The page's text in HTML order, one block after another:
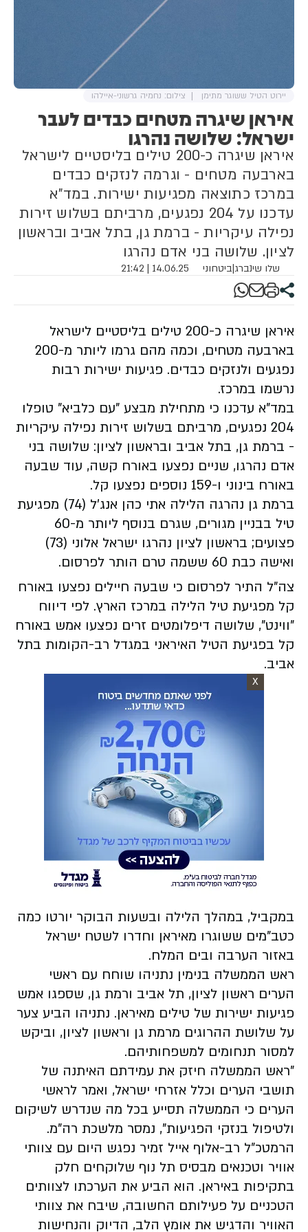
איראן שיגרה מטחים כבדים לעבר
ישראל: שלושה נהרגו
איראן שיגרה כ-200 טילים בליסטיים לישראל
בארבעה מטחים - וגרמה לנזקים כבדים
במרכז כתוצאה מפגיעות ישירות. במד"א
עדכנו על 204 נפגעים, מרביתם בשלוש זירות
נפילה עיקריות - ברמת גן, בתל אביב ובראשון
לציון. שלושה בני אדם נהרגו
שלו שינברג|ביטחוני 14.06.25 | 21:42
יירוט הטיל ששוגר מתימן צילום: נחמיה גרשוני-איילהו
איראן שיגרה כ-200 טילים בליסטיים לישראל
בארבעה מטחים, וכמה מהם גרמו ליותר מ-200
נפגעים ולנזקים כבדים. פגיעות ישירות רבות
נרשמו במרכז.
במד"א עדכנו כי מתחילת מבצע "עם כלביא" טופלו
204 נפגעים, מרביתם בשלוש זירות נפילה עיקריות
- ברמת גן, בתל אביב ובראשון לציון: שלושה בני
אדם נהרגו, שניים נפצעו באורח קשה, עוד שבעה
באורח בינוני ו-159 נוספים נפצעו קל.
ברמת גן נהרגה הלילה אתי כהן אנג'ל (74) מפגיעת
טיל בבניין מגורים, שגרם בנוסף ליותר מ-60
פצועים; בראשון לציון נהרגו ישראל אלוני (73)
ואישה כבת 60 ששמה טרם הותר לפרסום.
צה"ל התיר לפרסום כי שבעה חיילים נפצעו באורח
קל מפגיעת טיל הלילה במרכז הארץ. לפי דיווח
"ווינט", שלושה דיפלומטים זרים נפצעו אמש באורח
קל בפגיעת הטיל האיראני במגדל רב-הקומות בתל
אביב.
X
במקביל, במהלך הלילה ובשעות הבוקר יורטו כמה
כטב"מים ששוגרו מאיראן וחדרו לשטח ישראל
באזור הערבה ובים המלח.
ראש הממשלה בנימין נתניהו שוחח עם ראשי
הערים ראשון לציון, תל אביב ורמת גן, שספגו אמש
פגיעות ישירות של טילים מאיראן. נתניהו הביע צער
על שלושת ההרוגים מרמת גן וראשון לציון, וביקש
למסור תנחומים למשפחותיהם.
"ראש הממשלה חיזק את עמידתם האיתנה של
תושבי הערים וכלל אזרחי ישראל, ואמר לראשי
הערים כי הממשלה תסייע בכל מה שנדרש לשיקום
ולטיפול בנזקי הפגיעות", נמסר מלשכת רה"מ.
הרמטכ״ל רב-אלוף אייל זמיר נפגש היום עם צוותי
אוויר וטכנאים מבסיס תל נוף שלוקחים חלק
בתקיפות באיראן. הוא הביע את הערכתו לצוותים
הטכניים על פעילותם החשובה, שיבח את צוותי
האוויר והדגיש את אומץ הלב, הדיוק והנחישות